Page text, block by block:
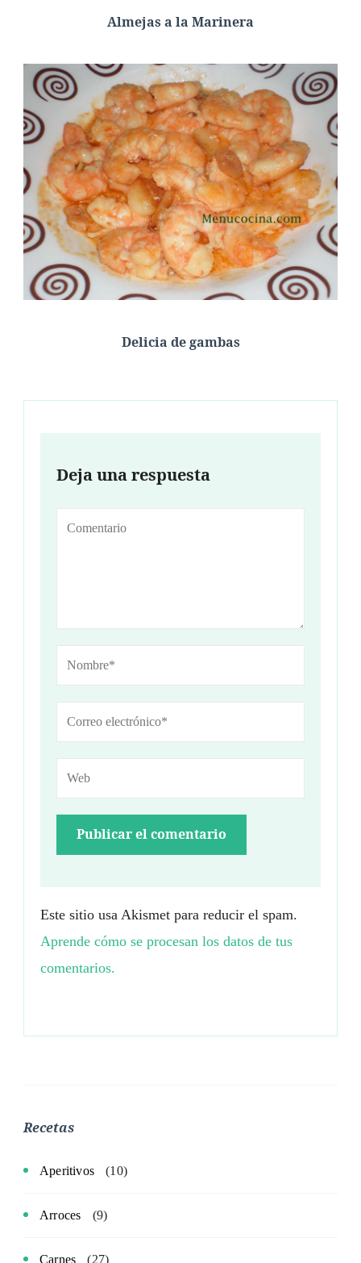
Almejas a la Marinera
Delicia de gambas
Deja una respuesta
Este sitio usa Akismet para reducir el spam.
Aprende cómo se procesan los datos de tus
comentarios.
Recetas
Aperitivos (10)
Arroces (9)
Carnes (27)